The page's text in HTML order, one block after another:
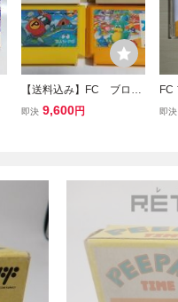
【送料込み】FC ブロデ
ィランド ピーパータイ
即決 9,600円
FC
シ
即決